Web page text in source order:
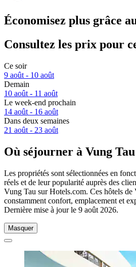
Économisez plus grâce
Consultez les prix pour
Ce soir
9 août - 10 août
Demain
10 août - 11 août
Le week-end prochain
14 août - 16 août
Dans deux semaines
21 août - 23 août
Où séjourner à Vung
Les propriétés sont sélectionnées en
réels et de leur popularité auprès des
Vung Tau sur Hotels.com. Ces hôtels
constamment confort, emplacement et
Dernière mise à jour le 9 août 2026.
Masquer